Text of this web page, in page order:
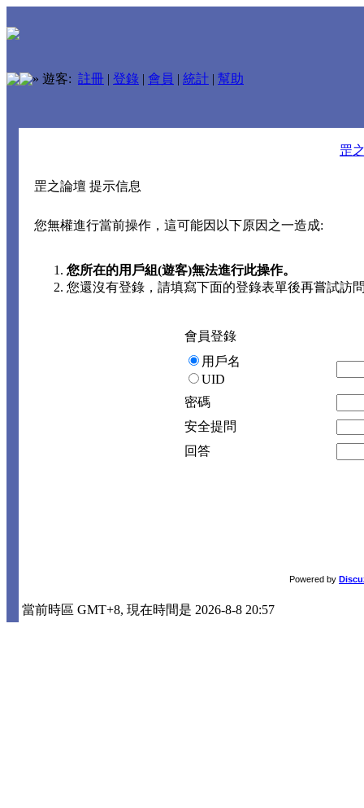
» 遊客: 註冊 | 登錄 | 會員 | 統計 | 幫助
罡
罡之論壇 提示信息
您無權進行當前操作，這可能因以下原因之一造成:
您所在的用戶組(遊客)無法進行此操作。
您還沒有登錄，請填寫下面的登錄表單後再嘗試訪
會員登錄
用戶名
UID
密碼
安全提問
回答
Powered by
當前時區 GMT+8, 現在時間是 2026-8-8 20:57